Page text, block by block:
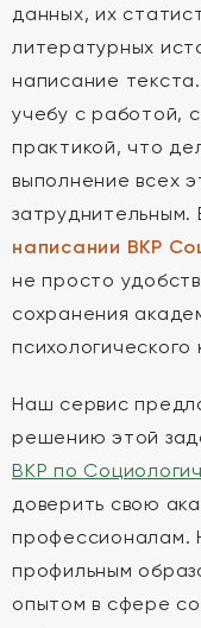
данных, их
литературных
написание
учебу с работой,
практикой, что
выполнение всех
затруднительным.
написании ВКР
не просто
сохранения
Наш сервис
решению этой
ВКР по
доверить свою
профессионалам.
профильным
опытом в сфере